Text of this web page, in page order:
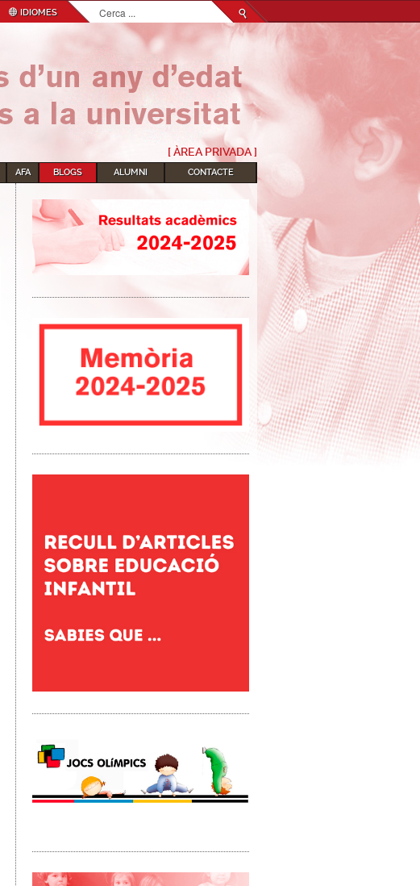
IDIOMES
Cerca
...
[ ÀREA PRIVADA ]
AFA BLOGS ALUMNI CONTACTE